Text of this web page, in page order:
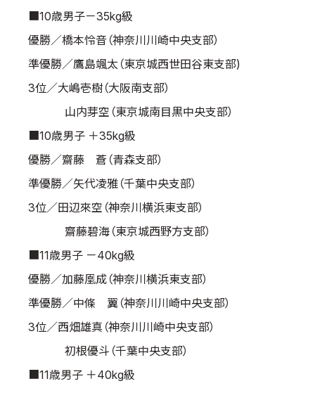
■10歳男子－35kg級
優勝／橋本怜音（神奈川川崎中央支部）
準優勝／鷹島颯太（東京城西世田谷東支部)
3位／大嶋壱樹（大阪南支部）
山内芽空（東京城南目黒中央支部）
■10歳男子 ＋35kg級
優勝／齋藤 蒼（青森支部）
準優勝／矢代凌雅（千葉中央支部）
3位／田辺來空（神奈川横浜東支部）
齋藤碧海（東京城西野方支部）
■11歳男子 －40kg級
優勝／加藤凰成（神奈川横浜東支部）
準優勝／中條 翼（神奈川川崎中央支部）
3位／西畑雄真（神奈川川崎中央支部）
初根優斗（千葉中央支部）
■11歳男子 ＋40kg級